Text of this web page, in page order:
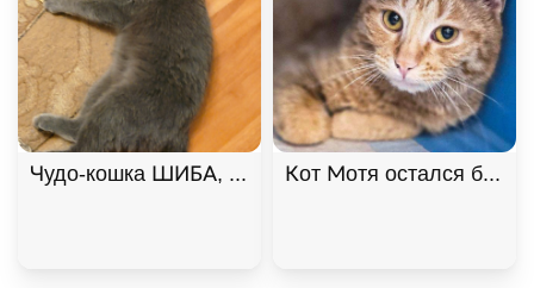
Чудо-кошка ШИБА, русская голубая ищет дом. В
Кот Мотя остался без